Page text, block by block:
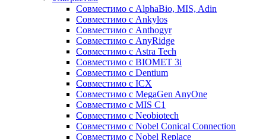
Совместимо с AlphaBio, MIS, Adin
Совместимо с Ankylos
Совместимо с Anthogyr
Совместимо с AnyRidge
Совместимо с Astra Tech
Совместимо с BIOMET 3i
Совместимо с Dentium
Совместимо с ICX
Совместимо с MegaGen AnyOne
Совместимо с MIS С1
Совместимо с Neobiotech
Совместимо с Nobel Conical Connection
Совместимо с Nobel Replace